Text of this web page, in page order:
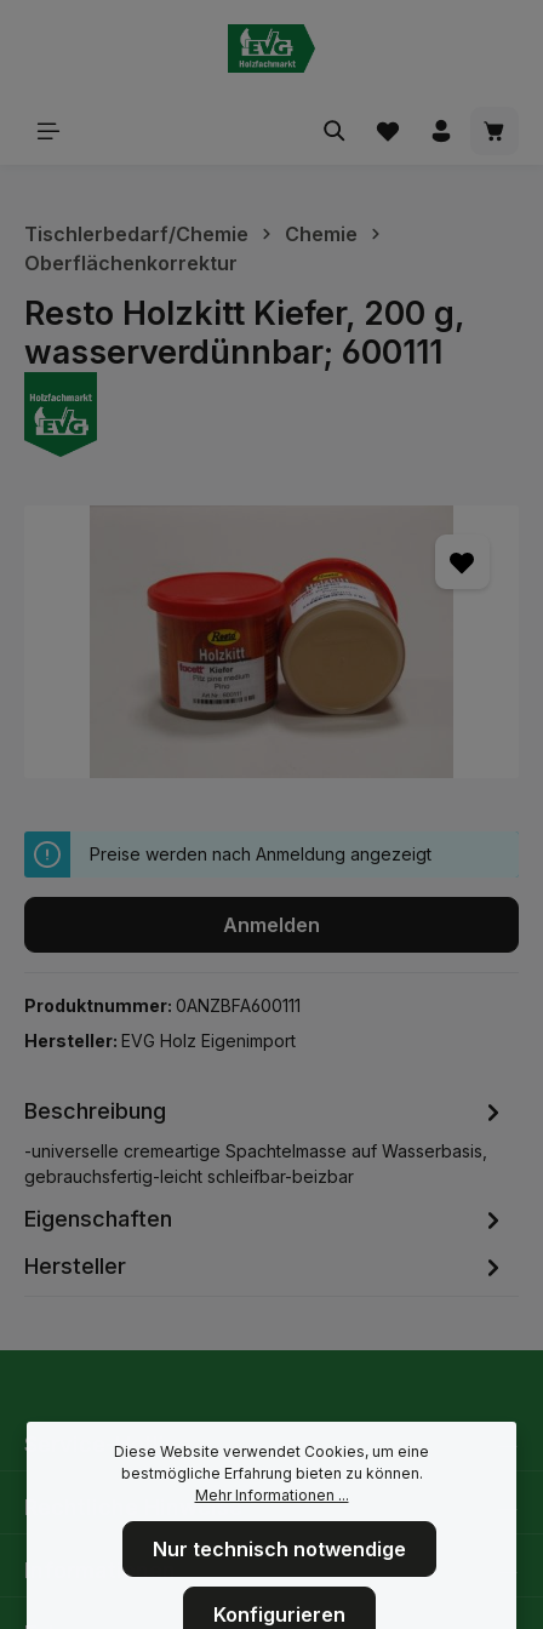
Tischlerbedarf/Chemie
Chemie
Oberflächenkorrektur
Resto Holzkitt Kiefer, 200 g,
wasserverdünnbar; 600111
Preise werden nach Anmeldung angezeigt
Anmelden
Produktnummer: 0ANZBFA600111
Hersteller: EVG Holz Eigenimport
Beschreibung
-universelle cremeartige Spachtelmasse auf Wasserbasis,
gebrauchsfertig-leicht schleifbar-beizbar
Eigenschaften
Hersteller
Service-Hotline
Rechtliche Hinweise
Informationen
Diese Website verwendet Cookies, um eine
bestmögliche Erfahrung bieten zu können.
Mehr Informationen ...
Nur technisch notwendige
Konfigurieren